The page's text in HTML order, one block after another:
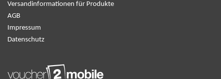
Versandinformationen für Produkte
AGB
Impressum
Datenschutz